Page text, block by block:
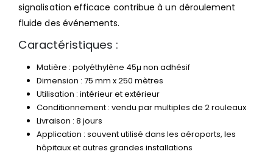
signalisation efficace contribue à un déroulement
fluide des événements.
Caractéristiques :
Matière : polyéthylène 45µ non adhésif
Dimension : 75 mm x 250 mètres
Utilisation : intérieur et extérieur
Conditionnement : vendu par multiples de 2 rouleaux
Livraison : 8 jours
Application : souvent utilisé dans les aéroports, les
hôpitaux et autres grandes installations